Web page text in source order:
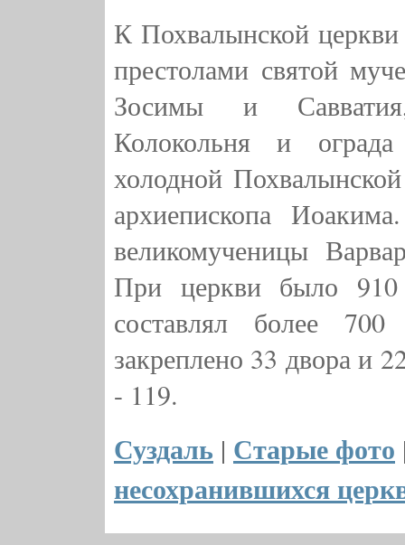
К Похвалынской
престолами святой
Зосимы и
Колокольня и
холодной
архиепископа
великомученицы
При церкви было 910
составлял более
закреплено 33 двора и
- 119.
Суздаль | Старые фото
несохранившихся